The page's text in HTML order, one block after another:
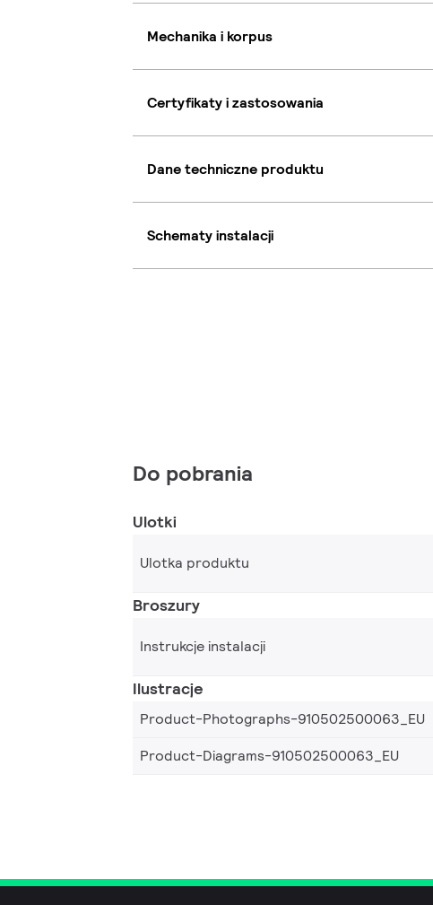
Mechanika i korpus
Certyfikaty i zastosowania
Dane techniczne produktu
Schematy instalacji
Do pobrania
Ulotki
Ulotka produktu
Broszury
Instrukcje instalacji
Ilustracje
Product-Photographs-910502500063_EU
Product-Diagrams-910502500063_EU